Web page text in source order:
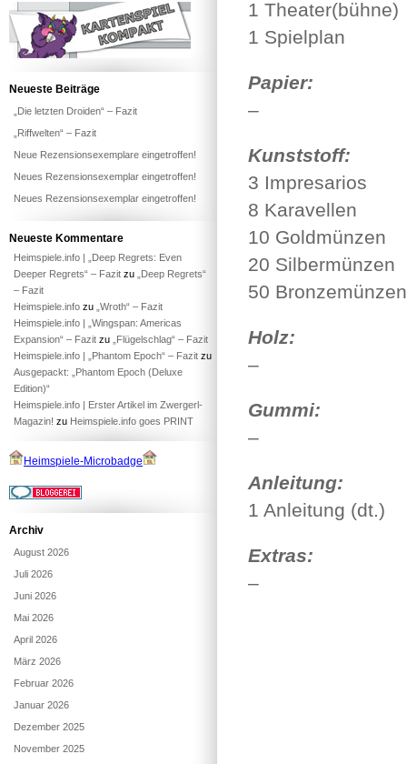
1 Theater(bühne)
1 Spielplan
Papier:
–
Kunststoff:
3 Impresarios
8 Karavellen
10 Goldmünzen
20 Silbermünzen
50 Bronzemünzen
Holz:
–
Gummi:
–
Anleitung:
1 Anleitung (dt.)
Extras:
–
Neueste Beiträge
„Die letzten Droiden“ – Fazit
„Riffwelten“ – Fazit
Neue Rezensionsexemplare eingetroffen!
Neues Rezensionsexemplar eingetroffen!
Neues Rezensionsexemplar eingetroffen!
Neueste Kommentare
Heimspiele.info | „Deep Regrets: Even
Deeper Regrets“ – Fazit zu
„Deep Regrets“
– Fazit
Heimspiele.info zu „Wroth“ – Fazit
Heimspiele.info | „Wingspan: Americas
Expansion“ – Fazit zu
„Flügelschlag“ – Fazit
Heimspiele.info | „Phantom Epoch“ – Fazit zu
Ausgepackt: „Phantom Epoch (Deluxe
Edition)“
Heimspiele.info | Erster Artikel im Zwergerl-
Magazin! zu Heimspiele.info goes PRINT
Heimspiele-Microbadge
Archiv
August 2026
Juli 2026
Juni 2026
Mai 2026
April 2026
März 2026
Februar 2026
Januar 2026
Dezember 2025
November 2025